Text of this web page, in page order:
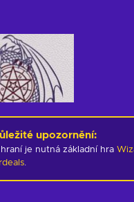
upozornění:
hraní je nutná základní hra